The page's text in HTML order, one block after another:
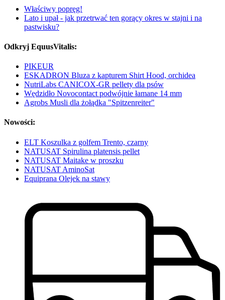
Właściwy popręg!
Lato i upał - jak przetrwać ten gorący okres w stajni i na
pastwisku?
Odkryj EquusVitalis:
PIKEUR
ESKADRON Bluza z kapturem Shirt Hood, orchidea
NutriLabs CANICOX-GR pellety dla psów
Wędzidło Novocontact podwójnie łamane 14 mm
Agrobs Musli dla żołądka "Spitzenreiter"
Nowości:
ELT Koszulka z golfem Trento, czarny
NATUSAT Spirulina platensis pellet
NATUSAT Maitake w proszku
NATUSAT AminoSat
Equiprana Olejek na stawy